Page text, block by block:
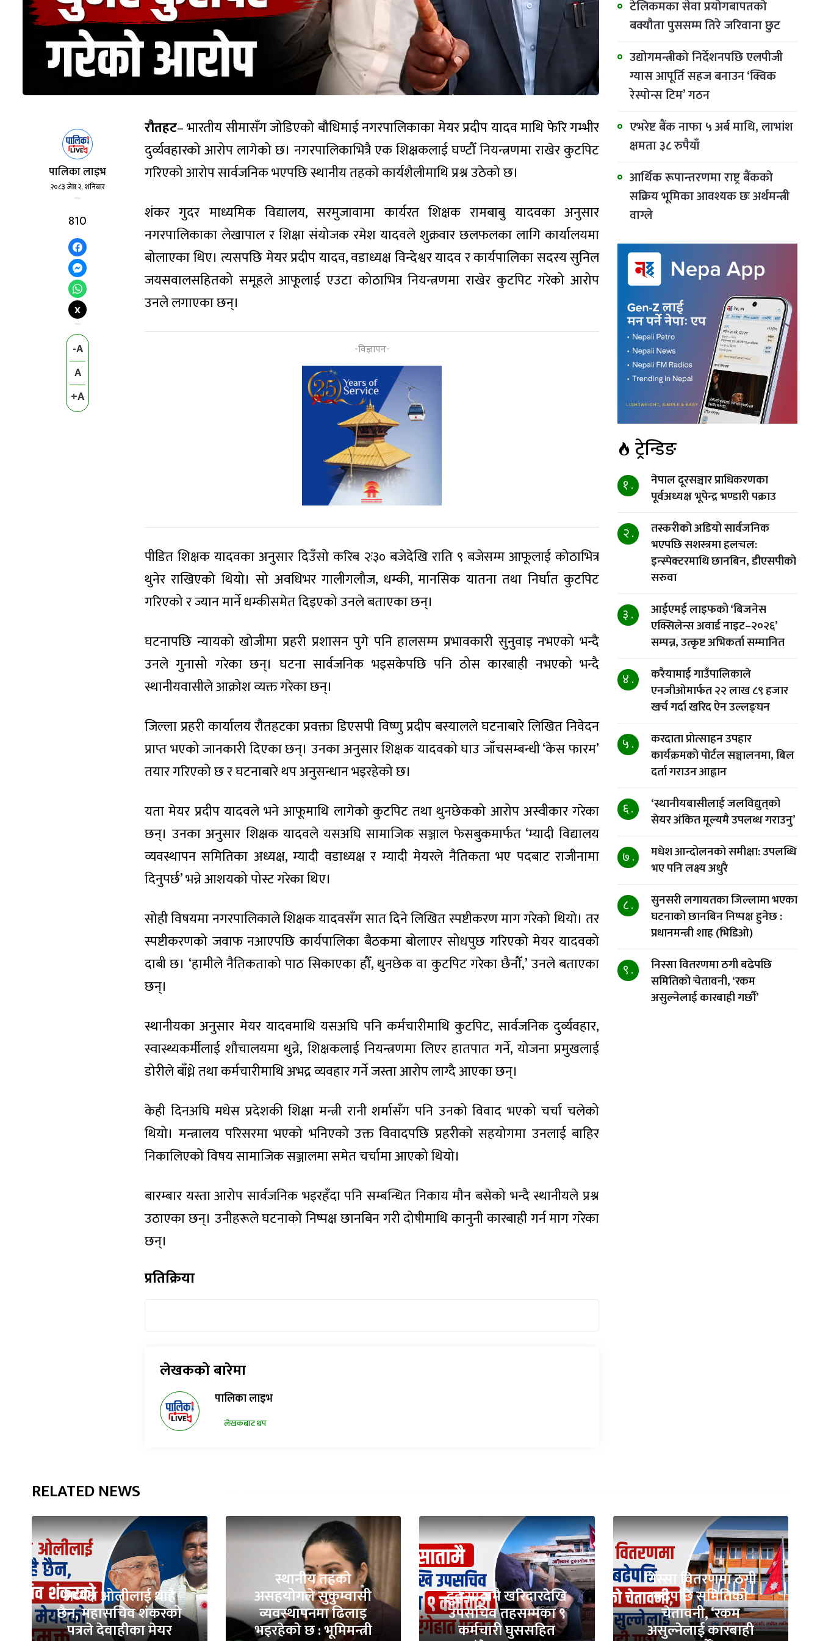
पालिका लाइभ
२०८३ जेष्ठ २, शनिबार
810
X
-A
A
+A
रौतहट– भारतीय सीमासँग जोडिएको बौधिमाई नगरपालिकाका मेयर प्रदीप यादव माथि फेरि गम्भीर
दुर्व्यवहारको आरोप लागेको छ। नगरपालिकाभित्रै एक शिक्षकलाई घण्टौँ नियन्त्रणमा राखेर कुटपिट
गरिएको आरोप सार्वजनिक भएपछि स्थानीय तहको कार्यशैलीमाथि प्रश्न उठेको छ।
शंकर गुदर माध्यमिक विद्यालय, सरमुजावामा कार्यरत शिक्षक रामबाबु यादवका अनुसार
नगरपालिकाका लेखापाल र शिक्षा संयोजक रमेश यादवले शुक्रवार छलफलका लागि कार्यालयमा
बोलाएका थिए। त्यसपछि मेयर प्रदीप यादव, वडाध्यक्ष विन्देश्वर यादव र कार्यपालिका सदस्य सुनिल
जयसवालसहितको समूहले आफूलाई एउटा कोठाभित्र नियन्त्रणमा राखेर कुटपिट गरेको आरोप
उनले लगाएका छन्।
पीडित शिक्षक यादवका अनुसार दिउँसो करिब २ः३० बजेदेखि राति ९ बजेसम्म आफूलाई कोठाभित्र
थुनेर राखिएको थियो। सो अवधिभर गालीगलौज, धम्की, मानसिक यातना तथा निर्घात कुटपिट
गरिएको र ज्यान मार्ने धम्कीसमेत दिइएको उनले बताएका छन्।
घटनापछि न्यायको खोजीमा प्रहरी प्रशासन पुगे पनि हालसम्म प्रभावकारी सुनुवाइ नभएको भन्दै
उनले गुनासो गरेका छन्। घटना सार्वजनिक भइसकेपछि पनि ठोस कारबाही नभएको भन्दै
स्थानीयवासीले आक्रोश व्यक्त गरेका छन्।
जिल्ला प्रहरी कार्यालय रौतहटका प्रवक्ता डिएसपी विष्णु प्रदीप बस्यालले घटनाबारे लिखित निवेदन
प्राप्त भएको जानकारी दिएका छन्। उनका अनुसार शिक्षक यादवको घाउ जाँचसम्बन्धी ‘केस फारम’
तयार गरिएको छ र घटनाबारे थप अनुसन्धान भइरहेको छ।
यता मेयर प्रदीप यादवले भने आफूमाथि लागेको कुटपिट तथा थुनछेकको आरोप अस्वीकार गरेका
छन्। उनका अनुसार शिक्षक यादवले यसअघि सामाजिक सञ्जाल फेसबुकमार्फत ‘म्यादी विद्यालय
व्यवस्थापन समितिका अध्यक्ष, म्यादी वडाध्यक्ष र म्यादी मेयरले नैतिकता भए पदबाट राजीनामा
दिनुपर्छ’ भन्ने आशयको पोस्ट गरेका थिए।
सोही विषयमा नगरपालिकाले शिक्षक यादवसँग सात दिने लिखित स्पष्टीकरण माग गरेको थियो। तर
स्पष्टीकरणको जवाफ नआएपछि कार्यपालिका बैठकमा बोलाएर सोधपुछ गरिएको मेयर यादवको
दाबी छ। ‘हामीले नैतिकताको पाठ सिकाएका हौँ, थुनछेक वा कुटपिट गरेका छैनौँ,’ उनले बताएका
छन्।
स्थानीयका अनुसार मेयर यादवमाथि यसअघि पनि कर्मचारीमाथि कुटपिट, सार्वजनिक दुर्व्यवहार,
स्वास्थ्यकर्मीलाई शौचालयमा थुन्ने, शिक्षकलाई नियन्त्रणमा लिएर हातपात गर्ने, योजना प्रमुखलाई
डोरीले बाँध्ने तथा कर्मचारीमाथि अभद्र व्यवहार गर्ने जस्ता आरोप लाग्दै आएका छन्।
केही दिनअघि मधेस प्रदेशकी शिक्षा मन्त्री रानी शर्मासँग पनि उनको विवाद भएको चर्चा चलेको
थियो। मन्त्रालय परिसरमा भएको भनिएको उक्त विवादपछि प्रहरीको सहयोगमा उनलाई बाहिर
निकालिएको विषय सामाजिक सञ्जालमा समेत चर्चामा आएको थियो।
बारम्बार यस्ता आरोप सार्वजनिक भइरहँदा पनि सम्बन्धित निकाय मौन बसेको भन्दै स्थानीयले प्रश्न
उठाएका छन्। उनीहरूले घटनाको निष्पक्ष छानबिन गरी दोषीमाथि कानुनी कारबाही गर्न माग गरेका
छन्।
प्रतिक्रिया
लेखकको बारेमा
पालिका लाइभ
लेखकबाट थप
टेलिकमका सेवा प्रयोगबापतको
बक्यौता पुससम्म तिरे जरिवाना छुट
उद्योगमन्त्रीको निर्देशनपछि एलपीजी
ग्यास आपूर्ति सहज बनाउन ‘क्विक
रेस्पोन्स टिम’ गठन
एभरेष्ट बैंक नाफा ५ अर्ब माथि, लाभांश
क्षमता ३८ रुपैयाँ
आर्थिक रूपान्तरणमा राष्ट्र बैंकको
सक्रिय भूमिका आवश्यक छः अर्थमन्त्री
वाग्ले
ट्रेन्डिङ
१ .
नेपाल दूरसञ्चार प्राधिकरणका
पूर्वअध्यक्ष भूपेन्द्र भण्डारी पक्राउ
२ .
तस्करीको अडियो सार्वजनिक
भएपछि सशस्त्रमा हलचल:
इन्स्पेक्टरमाथि छानबिन, डीएसपीको
सरुवा
३ .
आईएमई लाइफको ‘बिजनेस
एक्सिलेन्स अवार्ड नाइट–२०२६’
सम्पन्न, उत्कृष्ट अभिकर्ता सम्मानित
४ .
करैयामाई गाउँपालिकाले
एनजीओमार्फत २२ लाख ८९ हजार
खर्च गर्दा खरिद ऐन उल्लङ्घन
५ .
करदाता प्रोत्साहन उपहार
कार्यक्रमको पोर्टल सञ्चालनमा, बिल
दर्ता गराउन आह्वान
६ .
‘स्थानीयबासीलाई जलविद्युत्‌को
सेयर अंकित मूल्यमै उपलब्ध गराउनु’
७ .
मधेश आन्दोलनको समीक्षा: उपलब्धि
भए पनि लक्ष्य अधुरै
८ .
सुनसरी लगायतका जिल्लामा भएका
घटनाको छानबिन निष्पक्ष हुनेछ :
प्रधानमन्त्री शाह (भिडिओ)
९ .
निस्सा वितरणमा ठगी बढेपछि
समितिको चेतावनी, ‘रकम
असुल्नेलाई कारबाही गर्छाैं’
RELATED NEWS
अध्यक्ष ओलीलाई थाहै
छैन, महासचिव शंकरको
पत्रले देवाहीका मेयर
स्थानीय तहको
असहयोगले सुकुम्वासी
व्यवस्थापनमा ढिलाइ
भइरहेकाे छ : भूमिमन्त्री
दुई सातामै खरिदारदेखि
उपसचिव तहसम्मका ९
कर्मचारी घुससहित
निस्सा वितरणमा ठगी
बढेपछि समितिको
चेतावनी, ‘रकम
असुल्नेलाई कारबाही